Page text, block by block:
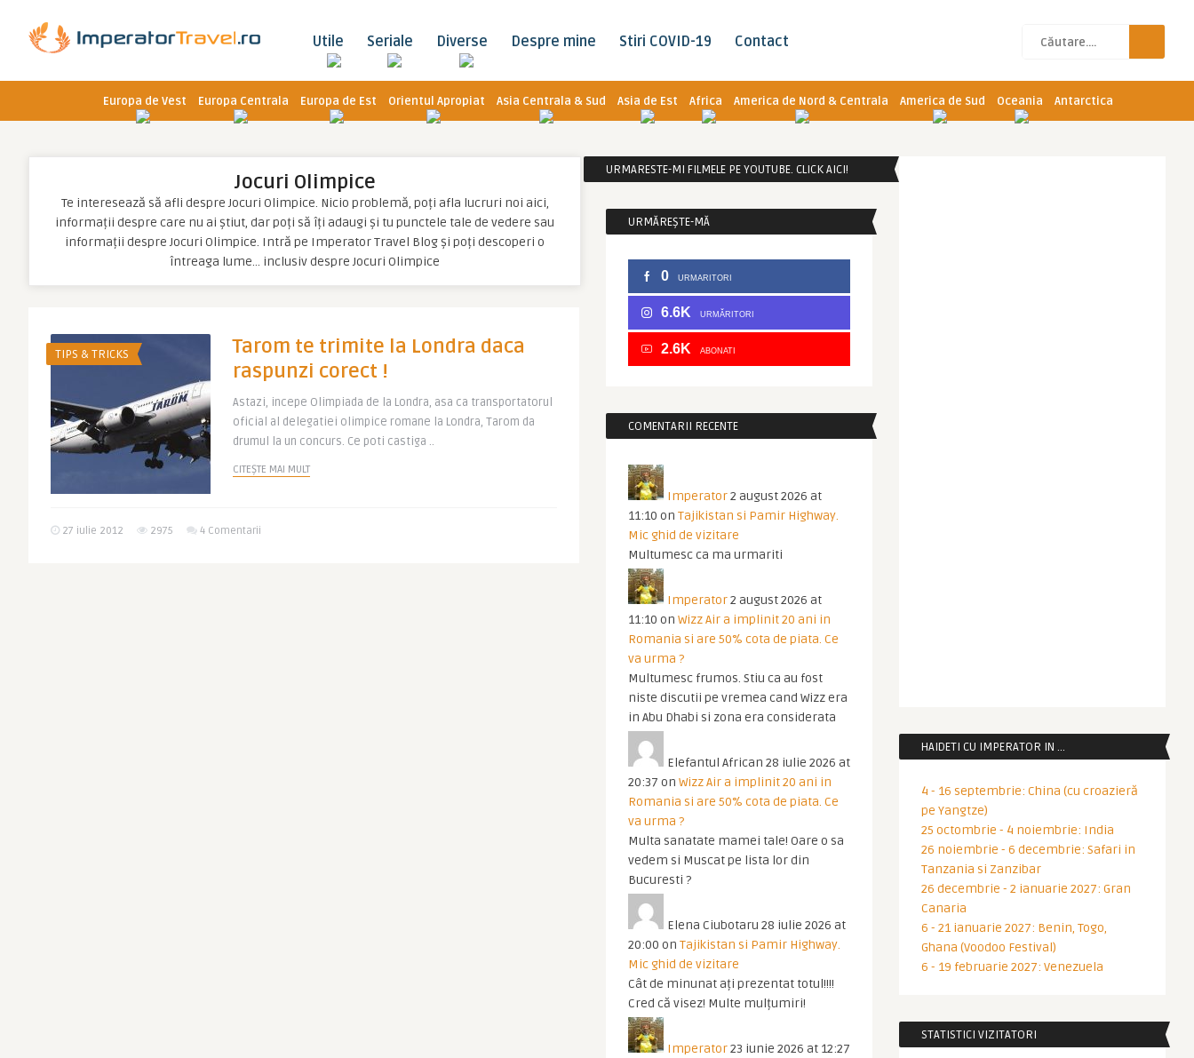
Utile Seriale Diverse Despre mine Stiri COVID-19 Contact
Europa de Vest Europa Centrala Europa de Est Orientul Apropiat Asia Centrala & Sud Asia de Est Africa America de Nord & Centrala America de Sud Oceania Antarctica
Jocuri Olimpice
Te interesează să afli despre Jocuri Olimpice. Nicio problemă, poți afla lucruri noi aici,
informații despre care nu ai știut, dar poți să îți adaugi și tu punctele tale de vedere sau
informații despre Jocuri Olimpice. Intră pe Imperator Travel Blog și poți descoperi o
întreaga lume… inclusiv despre Jocuri Olimpice
TIPS & TRICKS
Tarom te trimite la Londra daca
raspunzi corect !
Astazi, incepe Olimpiada de la Londra, asa ca transportatorul
oficial al delegatiei olimpice romane la Londra, Tarom da
drumul la un concurs. Ce poti castiga ..
CITEȘTE MAI MULT
27 iulie 2012 2975 4 Comentarii
URMARESTE-MI FILMELE PE YOUTUBE. CLICK AICI!
URMĂREȘTE-MĂ
0 URMARITORI
6.6K URMĂRITORI
2.6K ABONATI
COMENTARII RECENTE
Imperator2 august 2026 at
11:10 on Tajikistan si Pamir Highway.
Mic ghid de vizitare
Multumesc ca ma urmariti
Imperator2 august 2026 at
11:10 on Wizz Air a implinit 20 ani in
Romania si are 50% cota de piata. Ce
va urma ?
Multumesc frumos. Stiu ca au fost
niste discutii pe vremea cand Wizz era
in Abu Dhabi si zona era considerata
Elefantul African 28 iulie 2026 at
20:37 on Wizz Air a implinit 20 ani in
Romania si are 50% cota de piata. Ce
va urma ?
Multa sanatate mamei tale! Oare o sa
vedem si Muscat pe lista lor din
Bucuresti ?
Elena Ciubotaru 28 iulie 2026 at
20:00 on Tajikistan si Pamir Highway.
Mic ghid de vizitare
Cât de minunat ați prezentat totul!!!!
Cred că visez! Multe mulțumiri!
Imperator23 iunie 2026 at 12:27
HAIDETI CU IMPERATOR IN …
4 - 16 septembrie: China (cu croazieră
pe Yangtze)
25 octombrie - 4 noiembrie: India
26 noiembrie - 6 decembrie: Safari in
Tanzania si Zanzibar
26 decembrie - 2 ianuarie 2027: Gran
Canaria
6 - 21 ianuarie 2027: Benin, Togo,
Ghana (Voodoo Festival)
6 - 19 februarie 2027: Venezuela
STATISTICI VIZITATORI